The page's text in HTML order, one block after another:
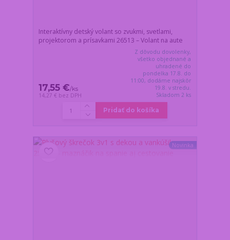
Interaktívny detský volant so zvukmi, svetlami,
projektorom a prísavkami 26513 – Volant na aute
17,55 €/ks
14,27 € bez DPH
Z dôvodu dovolenky,
všetko objednané a
uhradené do
pondelka 17.8. do
11:00, dodáme najskôr
19.8. v stredu.
Skladom 2 ks
Pridať do košíka
Novinka